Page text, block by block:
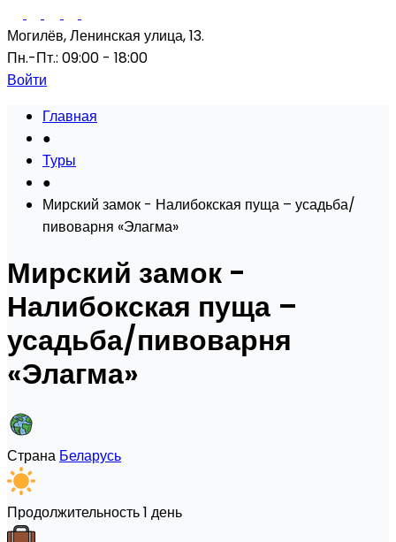
Могилёв, Ленинская улица, 13.
Пн.-Пт.: 09:00 - 18:00
Войти
Главная
●
Туры
●
Мирский замок - Налибокская пуща – усадьба/
пивоварня «Элагма»
Мирский замок -
Налибокская пуща –
усадьба/пивоварня
«Элагма»
Страна Беларусь
Продолжительность1 день